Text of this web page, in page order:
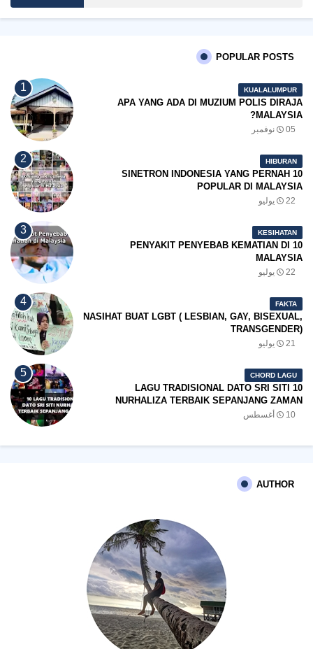
POPULAR POSTS
KUALALUMPUR
APA YANG ADA DI MUZIUM POLIS DIRAJA
MALAYSIA?
05 نوفمبر
HIBURAN
10 SINETRON INDONESIA YANG PERNAH
POPULAR DI MALAYSIA
22 يوليو
KESIHATAN
10 PENYAKIT PENYEBAB KEMATIAN DI
MALAYSIA
22 يوليو
FAKTA
NASIHAT BUAT LGBT ( LESBIAN, GAY, BISEXUAL,
TRANSGENDER)
21 يوليو
CHORD LAGU
10 LAGU TRADISIONAL DATO SRI SITI
NURHALIZA TERBAIK SEPANJANG ZAMAN
10 أغسطس
AUTHOR